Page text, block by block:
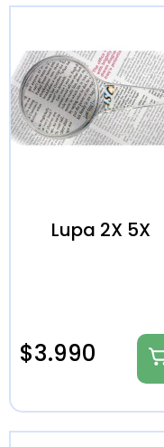
Lupa 2X 5X
$3.990